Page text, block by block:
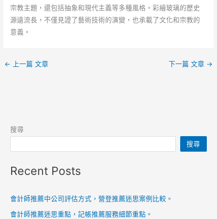
宗教主題，還包括抽象和現代主義等多種風格。彩繪玻璃的歷史
源遠流長，不僅見證了藝術技術的演變，也承載了文化和宗教的
意義。
← 上一篇 文章 下一篇 文章 →
搜尋
搜尋
Recent Posts
會計師推薦中公司評估方式，營登推薦迷思案例比較。
會計師推薦迷思重點，記帳推薦服務細節重點。